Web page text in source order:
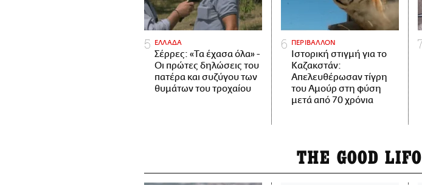
ΕΛΛΑΔΑ
Σέρρες: «Τα έχασα όλα» -
Οι πρώτες δηλώσεις του
πατέρα και συζύγου των
θυμάτων του τροχαίου
ΠΕΡΙΒΑΛΛΟΝ
Ιστορική στιγμή για το
Καζακστάν:
Απελευθέρωσαν τίγρη
του Αμούρ στη φύση
μετά από 70 χρόνια
THE GOOD LIFO